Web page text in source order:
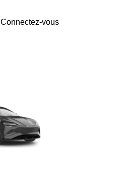
Connectez-vous